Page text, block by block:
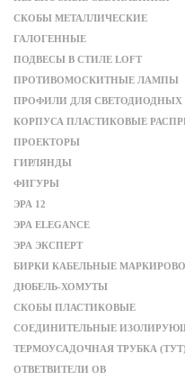
СКОБЫ МЕТАЛЛИЧЕСКИЕ
ГАЛОГЕННЫЕ
ПОДВЕСЫ В СТИЛЕ LOFT
ПРОТИВОМОСКИТНЫЕ ЛАМПЫ
ПРОФИЛИ ДЛЯ СВЕТОДИОДНЫХ
КОРПУСА ПЛАСТИКОВЫЕ
ПРОЕКТОРЫ
ГИРЛЯНДЫ
ФИГУРЫ
ЭРА 12
ЭРА ELEGANCE
ЭРА ЭКСПЕРТ
БИРКИ КАБЕЛЬНЫЕ
ДЮБЕЛЬ-ХОМУТЫ
СКОБЫ ПЛАСТИКОВЫЕ
СОЕДИНИТЕЛЬНЫЕ
ТЕРМОУСАДОЧНАЯ ТРУБКА (ТУТ)
ОТВЕТВИТЕЛИ ОВ